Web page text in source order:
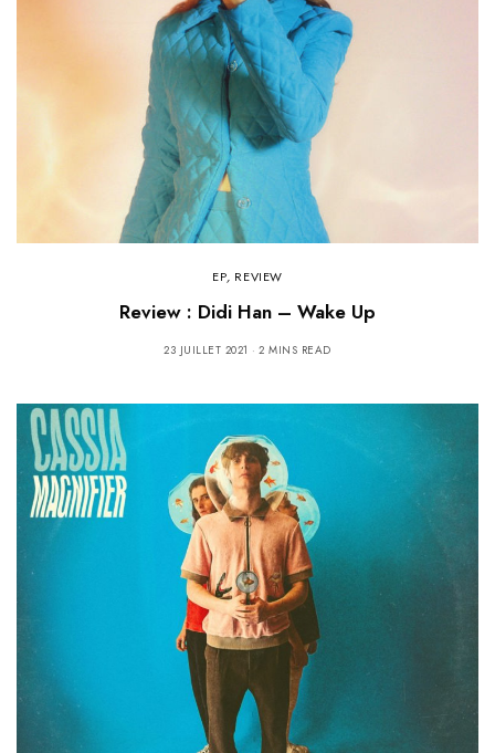
EP, REVIEW
Review : Didi Han – Wake Up
23 JUILLET 2021 2 MINS READ